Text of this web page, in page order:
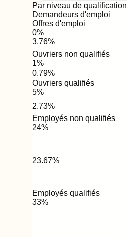
Par niveau de qualification
Demandeurs d'emploi
Offres d'emploi
0%
3.76%
Ouvriers non qualifiés
1%
0.79%
Ouvriers qualifiés
5%
2.73%
Employés non qualifiés
24%
23.67%
Employés qualifiés
33%